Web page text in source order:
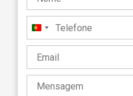
Portugal
+351